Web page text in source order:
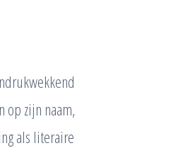
op zijn naam,
als literaire